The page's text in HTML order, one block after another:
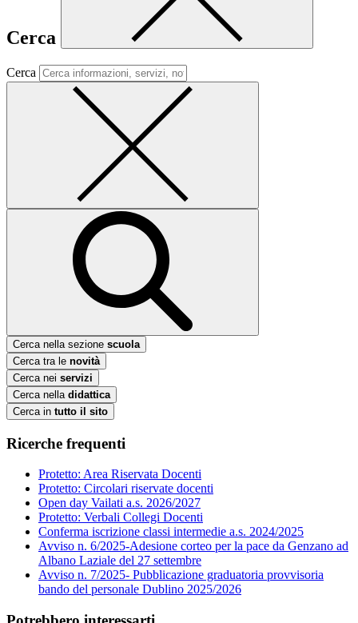
Cerca
Cerca
Cerca nella sezione scuola
Cerca tra le novità
Cerca nei servizi
Cerca nella didattica
Cerca in tutto il sito
Ricerche frequenti
Protetto: Area Riservata Docenti
Protetto: Circolari riservate docenti
Open day Vailati a.s. 2026/2027
Protetto: Verbali Collegi Docenti
Conferma iscrizione classi intermedie a.s. 2024/2025
Avviso n. 6/2025-Adesione corteo per la pace da Genzano ad
Albano Laziale del 27 settembre
Avviso n. 7/2025- Pubblicazione graduatoria provvisoria
bando del personale Dublino 2025/2026